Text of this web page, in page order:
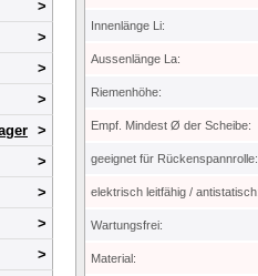
Innenlänge Li:
Aussenlänge La:
Riemenhöhe:
Empf. Mindest Ø der Scheibe:
geeignet für Rückenspannrolle:
elektrisch leitfähig / antistatisch:
Wartungsfrei:
Material: